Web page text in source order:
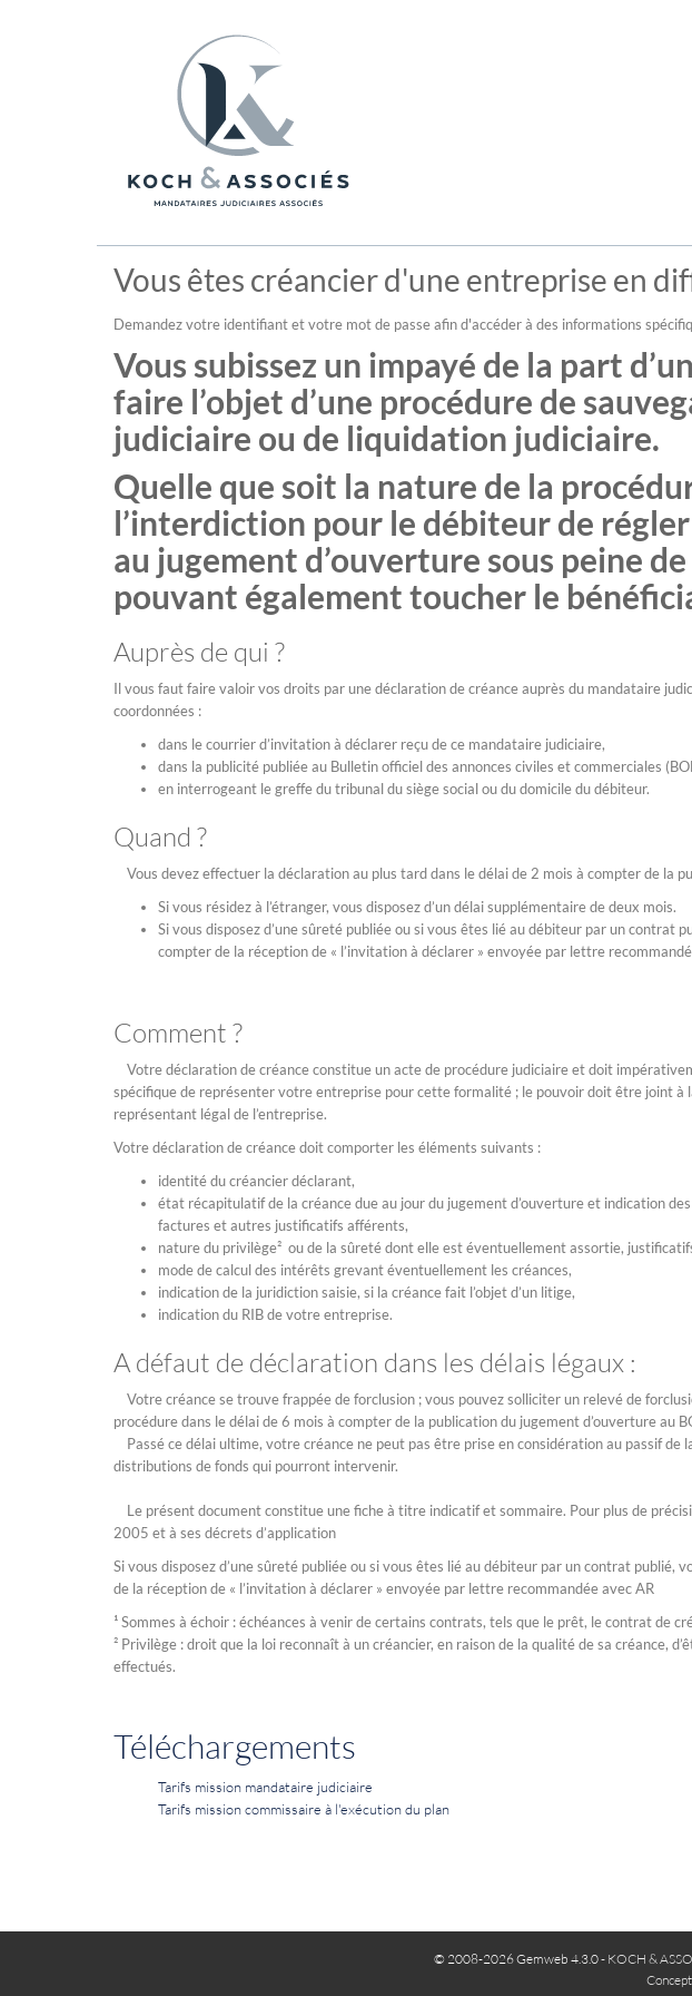
Vous êtes créancier d'une entreprise en
Demandez votre identifiant et votre mot de passe afin d'accéder à des informations
Vous subissez un impayé de la part
faire l’objet d’une procédure de
judiciaire ou de liquidation judiciaire.
Quelle que soit la nature de la
l’interdiction pour le débiteur de
au jugement d’ouverture sous peine
pouvant également toucher le
Auprès de qui ?
Il vous faut faire valoir vos droits par une déclaration de créance auprès du mandataire
coordonnées :
dans le courrier d’invitation à déclarer reçu de ce mandataire judiciaire,
dans la publicité publiée au Bulletin officiel des annonces civiles et commerciales
en interrogeant le greffe du tribunal du siège social ou du domicile du débiteur.
Quand ?
Vous devez effectuer la déclaration au plus tard dans le délai de 2 mois à compter de la
Si vous résidez à l’étranger, vous disposez d’un délai supplémentaire de deux mois.
Si vous disposez d’une sûreté publiée ou si vous êtes lié au débiteur par un contrat
compter de la réception de « l’invitation à déclarer » envoyée par lettre
Comment ?
Votre déclaration de créance constitue un acte de procédure judiciaire et doit
spécifique de représenter votre entreprise pour cette formalité ; le pouvoir doit être joint à
représentant légal de l’entreprise.
Votre déclaration de créance doit comporter les éléments suivants :
identité du créancier déclarant,
état récapitulatif de la créance due au jour du jugement d’ouverture et indication
factures et autres justificatifs afférents,
nature du privilège² ou de la sûreté dont elle est éventuellement assortie,
mode de calcul des intérêts grevant éventuellement les créances,
indication de la juridiction saisie, si la créance fait l’objet d’un litige,
indication du RIB de votre entreprise.
A défaut de déclaration dans les délais légaux :
Votre créance se trouve frappée de forclusion ; vous pouvez solliciter un relevé de
procédure dans le délai de 6 mois à compter de la publication du jugement d’ouverture au
Passé ce délai ultime, votre créance ne peut pas être prise en considération au passif de
distributions de fonds qui pourront intervenir.
Le présent document constitue une fiche à titre indicatif et sommaire. Pour plus de
2005 et à ses décrets d’application
Si vous disposez d’une sûreté publiée ou si vous êtes lié au débiteur par un contrat publié,
de la réception de « l’invitation à déclarer » envoyée par lettre recommandée avec AR
¹ Sommes à échoir : échéances à venir de certains contrats, tels que le prêt, le contrat de
² Privilège : droit que la loi reconnaît à un créancier, en raison de la qualité de sa créance,
effectués.
Téléchargements
Tarifs mission mandataire judiciaire
Tarifs mission commissaire à l'exécution du plan
© 2008-2026 Gemweb 4.3.0- KOCH &